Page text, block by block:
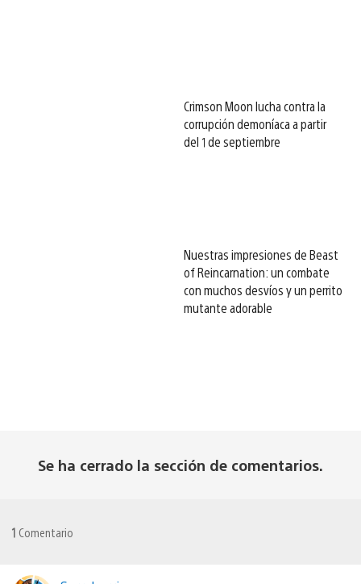
Crimson Moon lucha contra la
corrupción demoníaca a partir
del 1 de septiembre
Nuestras impresiones de Beast
of Reincarnation: un combate
con muchos desvíos y un perrito
mutante adorable
Se ha cerrado la sección de comentarios.
1 Comentario